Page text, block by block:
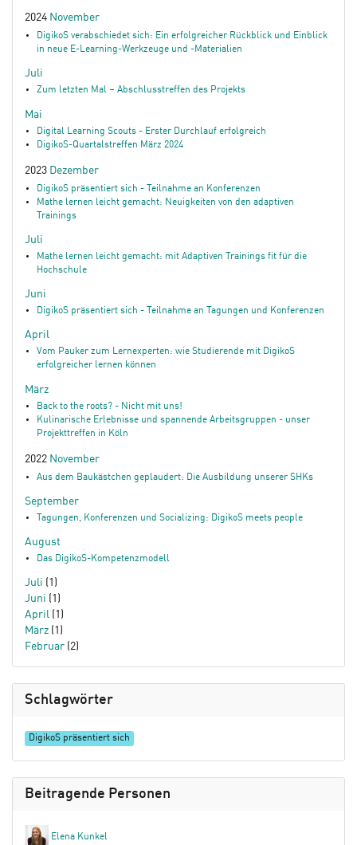
2024 November
DigikoS verabschiedet sich: Ein erfolgreicher Rückblick und Einblick
in neue E-Learning-Werkzeuge und -Materialien
Juli
Zum letzten Mal – Abschlusstreffen des Projekts
Mai
Digital Learning Scouts - Erster Durchlauf erfolgreich
DigikoS-Quartalstreffen März 2024
2023 Dezember
DigikoS präsentiert sich - Teilnahme an Konferenzen
Mathe lernen leicht gemacht: Neuigkeiten von den adaptiven
Trainings
Juli
Mathe lernen leicht gemacht: mit Adaptiven Trainings fit für die
Hochschule
Juni
DigikoS präsentiert sich - Teilnahme an Tagungen und Konferenzen
April
Vom Pauker zum Lernexperten: wie Studierende mit DigikoS
erfolgreicher lernen können
März
Back to the roots? - Nicht mit uns!
Kulinarische Erlebnisse und spannende Arbeitsgruppen - unser
Projekttreffen in Köln
2022 November
Aus dem Baukästchen geplaudert: Die Ausbildung unserer SHKs
September
Tagungen, Konferenzen und Socializing: DigikoS meets people
August
Das DigikoS-Kompetenzmodell
Juli (1)
Juni (1)
April (1)
März (1)
Februar (2)
Schlagwörter
DigikoS präsentiert sich
Beitragende Personen
Elena Kunkel